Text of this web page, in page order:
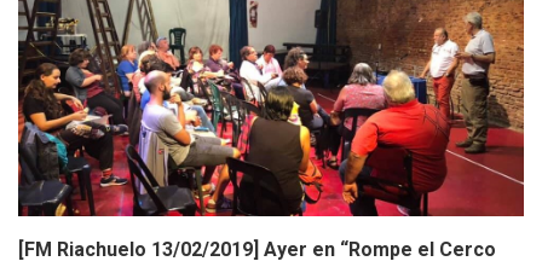
[FM Riachuelo 13/02/2019] Ayer en “Rompe el Cerco